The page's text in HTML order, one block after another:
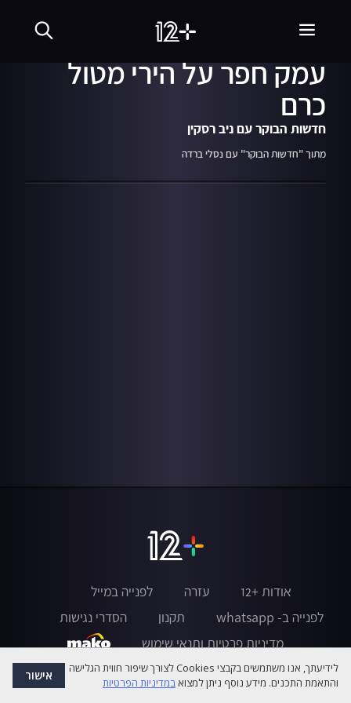
ראש המועצה האזורית
עמק חפר על הירי מטול
כרם
חדשות הבוקר עם ניב רסקין
מתוך "חדשות הבוקר" עם נסלי ברדה
אודות +12 עזרה
לפנייה במייל
לפנייה ב- whatsapp
תקנון
הסדרי נגישות
מדיניות פרטיות ותנאי שימוש
לידיעתך, אנו משתמשים בקבצי Cookies לצורך שיפור חווית הגלישה
והתאמת התכנים. מידע נוסף ניתן למצואבמדיניות הפרטיות אישור